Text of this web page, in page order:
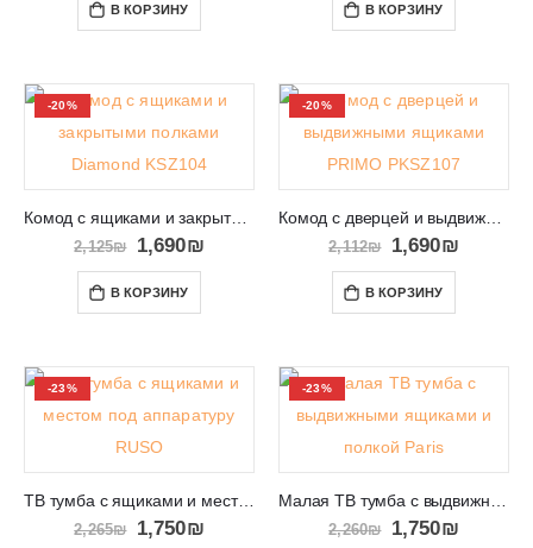
В КОРЗИНУ В КОРЗИНУ
-20%
Комод с ящиками и закрытыми полками Diamond KSZ104
2,125₪ 1,690₪
В КОРЗИНУ
-20%
Комод с дверцей и выдвижными ящиками PRIMO PKSZ107
2,112₪ 1,690₪
В КОРЗИНУ
-23%
ТВ тумба с ящиками и местом под аппаратуру RUSO
2,265₪ 1,750₪
-23%
Малая ТВ тумба с выдвижными ящиками и полкой Paris
2,260₪ 1,750₪